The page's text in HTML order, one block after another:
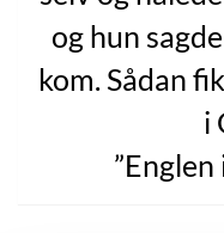
og hun
kom. Sådan
i
”Englen